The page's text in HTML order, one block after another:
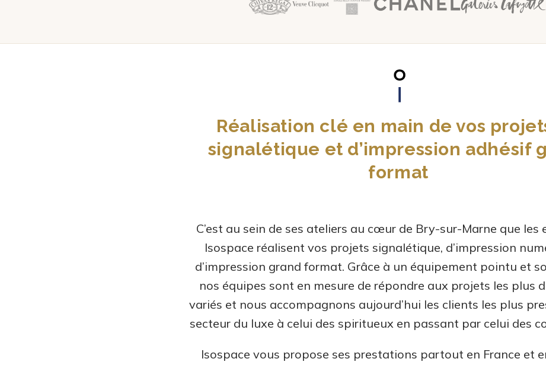
Réalisation clé en main de vos
signalétique et d’impression adhésif
format
C’est au sein de ses ateliers au cœur de Bry-sur-Marne que les
Isospace réalisent vos projets signalétique, d’impression
d’impression grand format. Grâce à un équipement pointu et
nos équipes sont en mesure de répondre aux projets les plus
variés et nous accompagnons aujourd’hui les clients les plus
secteur du luxe à celui des spiritueux en passant par celui des
Isospace vous propose ses prestations partout en France et